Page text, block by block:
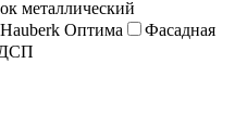
металлический
Оптима
Фасадная